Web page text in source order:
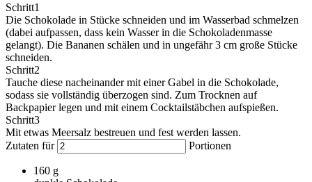
Schritt1
Die Schokolade in Stücke schneiden und im Wasserbad schmelzen
(dabei aufpassen, dass kein Wasser in die Schokoladenmasse
gelangt). Die Bananen schälen und in ungefähr 3 cm große Stücke
schneiden.
Schritt2
Tauche diese nacheinander mit einer Gabel in die Schokolade,
sodass sie vollständig überzogen sind. Zum Trocknen auf
Backpapier legen und mit einem Cocktailstäbchen aufspießen.
Schritt3
Mit etwas Meersalz bestreuen und fest werden lassen.
Zutaten für
Portionen
160 g